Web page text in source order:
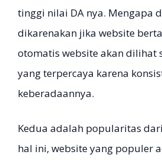
tinggi nilai DA nya. Mengapa
dikarenakan jika website
otomatis website akan dilihat
yang terpercaya karena
keberadaannya.
Kedua adalah popularitas
hal ini, website yang populer